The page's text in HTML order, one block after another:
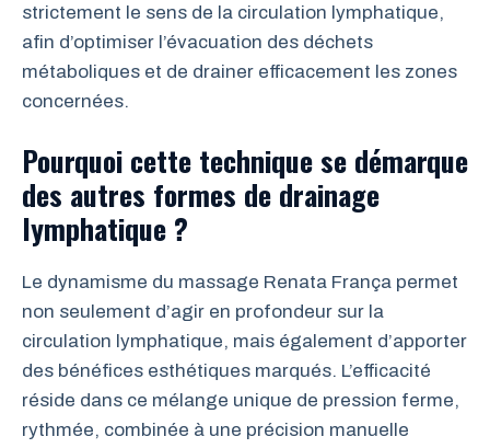
strictement le sens de la circulation lymphatique,
afin d’optimiser l’évacuation des déchets
métaboliques et de drainer efficacement les zones
concernées.
Pourquoi cette technique se démarque
des autres formes de drainage
lymphatique ?
Le dynamisme du massage Renata França permet
non seulement d’agir en profondeur sur la
circulation lymphatique, mais également d’apporter
des bénéfices esthétiques marqués. L’efficacité
réside dans ce mélange unique de pression ferme,
rythmée, combinée à une précision manuelle